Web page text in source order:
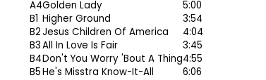
A4Golden Lady
5:00
B1 Higher Ground
3:54
B2Jesus Children Of America
4:04
B3All In Love Is Fair
3:45
B4Don't You Worry 'Bout A Thing4:55
B5He's Misstra Know-It-All 6:06